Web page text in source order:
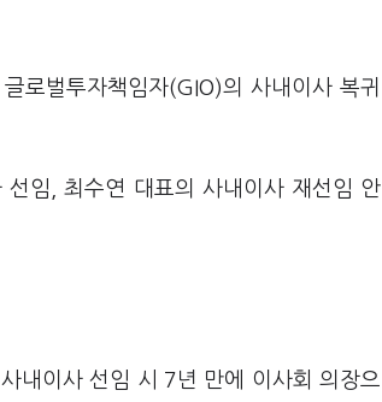
로벌투자책임자(GIO)의 사내이사 복귀
임, 최수연 대표의 사내이사 재선임 안
내이사 선임 시 7년 만에 이사회 의장으